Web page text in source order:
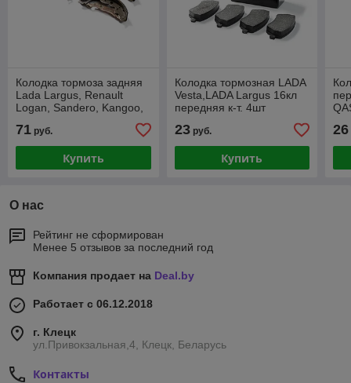
Колодка тормоза задняя
Lada Largus, Renault
Logan, Sandero, Kangoo,
71 руб.
Купить
Колодка тормозная LADA
Vesta,LADA Largus 16кл
передняя к-т. 4шт
23руб.
Купить
26
О нас
Рейтинг не сформирован
Менее 5 отзывов за последний год
Компания продает на Deal.by
Работает с 06.12.2018
г. Клецк
ул.Привокзальная,4, Клецк, Беларусь
Контакты